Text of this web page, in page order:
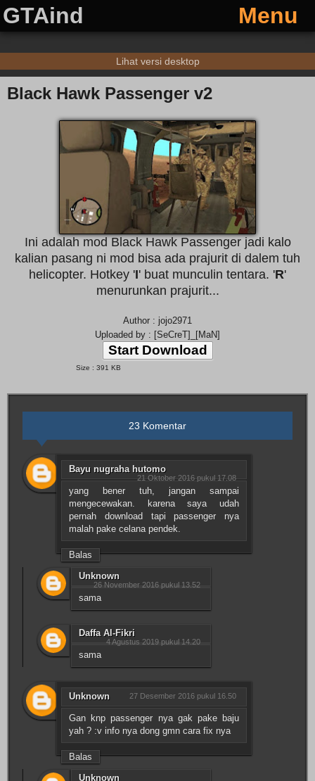
GTAind Menu
Lihat versi desktop
Black Hawk Passenger v2
Ini adalah mod Black Hawk Passenger jadi kalo
kalian pasang ni mod bisa ada prajurit di dalem tuh
helicopter. Hotkey 'I' buat munculin tentara. 'R'
menurunkan prajurit...
Author : jojo2971
Uploaded by : [SeCreT]_[MaN]
Start Download
Size : 391 KB
23 Komentar
Bayu nugraha hutomo
21 Oktober 2016 pukul 17.08
yang bener tuh, jangan sampai
mengecewakan. karena saya udah
pernah download tapi passenger nya
malah pake celana pendek.
Balas
Unknown
26 November 2016 pukul 13.52
sama
Daffa Al-Fikri
4 Agustus 2019 pukul 14.20
sama
Unknown 27 Desember 2016 pukul 16.50
Gan knp passenger nya gak pake baju
yah ? :v info nya dong gmn cara fix nya
Balas
Unknown